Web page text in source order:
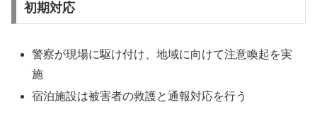
初期対応
警察が現場に駆け付け、地域に向けて注意喚起を実
施
宿泊施設は被害者の救護と通報対応を行う